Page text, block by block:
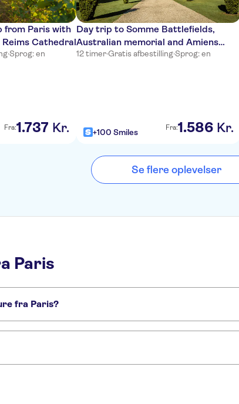
from Paris with
Cathedral
·Sprog: en
Fra:1.737 Kr.
Day trip to Somme Battlefields,
Australian memorial and Amiens
cathedral from Paris
12 timer·Gratis afbestilling·Sprog: en
+100 Smiles Fra:1.586 Kr.
Se flere oplevelser
Paris
fra Paris?
Paris